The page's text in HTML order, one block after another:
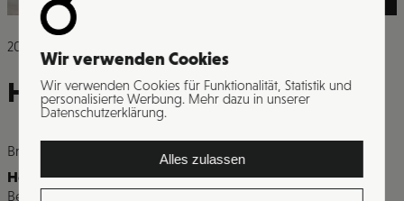
2026
Hotel Grischa Davos
Branche
Hotelerie
Bereiche
Wir verwenden Cookies
Wir verwenden Cookies für Funktionalität, Statistik und
personalisierte Werbung. Mehr dazu in unserer
Datenschutzerklärung.
Alles zulassen